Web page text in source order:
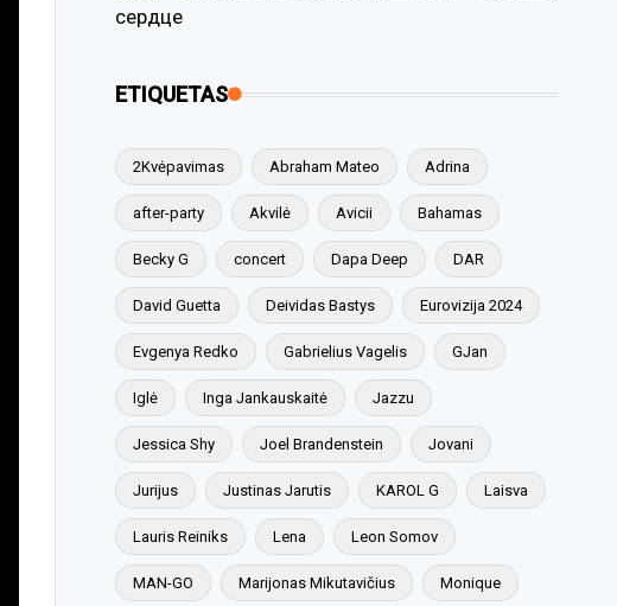
сердце
ETIQUETAS
2Kvėpavimas Abraham Mateo Adrina
after-party Akvilė Avicii Bahamas
Becky G concert Dapa Deep DAR
David Guetta Deividas Bastys Eurovizija 2024
Evgenya Redko Gabrielius Vagelis GJan
Iglė Inga Jankauskaitė Jazzu
Jessica Shy Joel Brandenstein Jovani
Jurijus Justinas Jarutis KAROL G Laisva
Lauris Reiniks Lena Leon Somov
MAN-GO Marijonas Mikutavičius Monique